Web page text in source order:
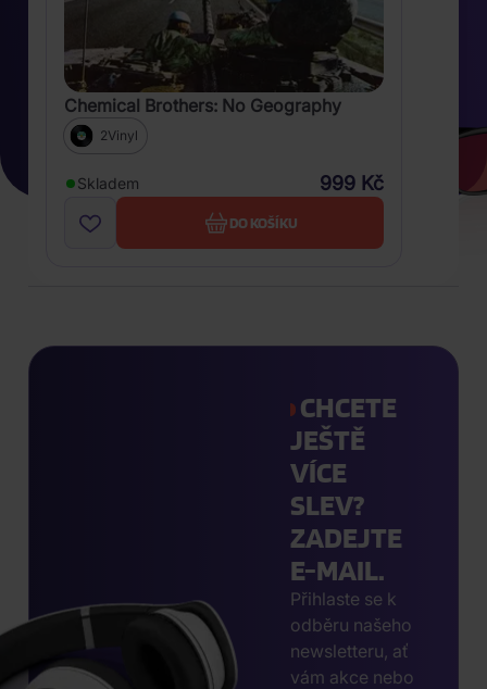
Chemical Brothers: No Geography
2Vinyl
Skladem 999 Kč
DO KOŠÍKU
CHCETE
JEŠTĚ
VÍCE
SLEV?
ZADEJTE
E-MAIL.
Přihlaste se k
odběru našeho
newsletteru, ať
vám akce nebo